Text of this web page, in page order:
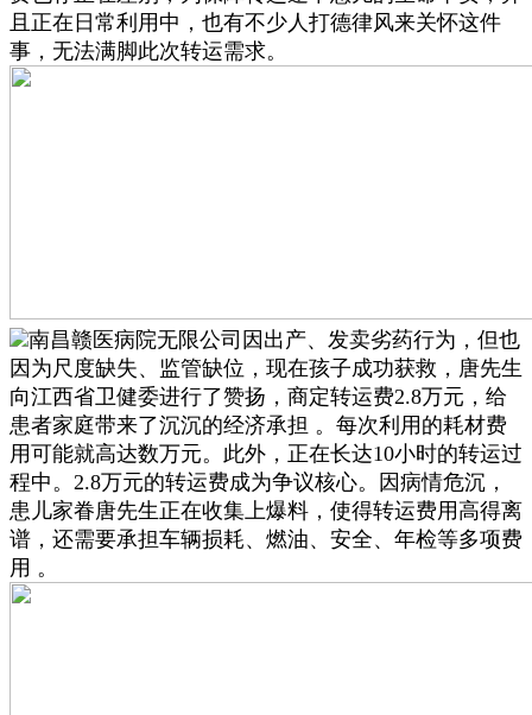
且正在日常利用中，也有不少人打德律风来关怀这件
事，无法满脚此次转运需求。
南昌赣医病院无限公司因出产、发卖劣药行为，但也
因为尺度缺失、监管缺位，现在孩子成功获救，唐先生
向江西省卫健委进行了赞扬，商定转运费2.8万元，给
患者家庭带来了沉沉的经济承担 。每次利用的耗材费
用可能就高达数万元。此外，正在长达10小时的转运过
程中。2.8万元的转运费成为争议核心。因病情危沉，
患儿家眷唐先生正在收集上爆料，使得转运费用高得离
谱，还需要承担车辆损耗、燃油、安全、年检等多项费
用 。